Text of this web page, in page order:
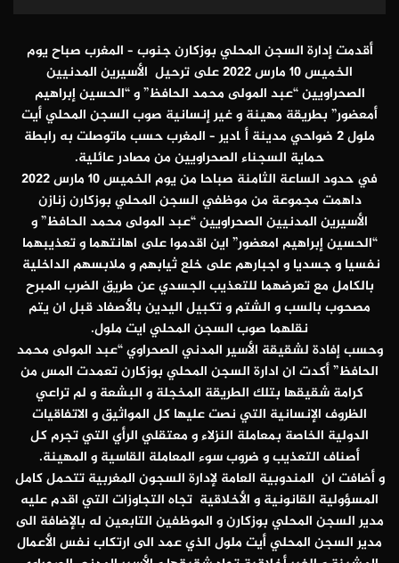
أقدمت إدارة السجن المحلي بوزكارن جنوب – المغرب صباح يوم
الخميس 10 مارس 2022 على ترحيل الأسيرين المدنيين
الصحراويين “عبد المولى محمد الحافظ” و “الحسين إبراهيم
أمعضور” بطريقة مهينة و غير إنسانية صوب السجن المحلي أيت
ملول 2 ضواحي مدينة أگادير – المغرب حسب ماتوصلت به رابطة
حماية السجناء الصحراويين من مصادر عائلية.
في حدود الساعة الثامنة صباحا من يوم الخميس 10 مارس 2022
داهمت مجموعة من موظفي السجن المحلي بوزكارن زنازن
الأسيرين المدنيين الصحراويين “عبد المولى محمد الحافظ” و
“الحسين إبراهيم امعضور” اين اقدموا على اهانتهما و تعذيبهما
نفسيا و جسديا و اجبارهم على خلع ثيابهم و ملابسهم الداخلية
بالكامل مع تعرضهما للتعذيب الجسدي عن طريق الضرب المبرح
مصحوب بالسب و الشتم و تكبيل اليدين بالأصفاد قبل ان يتم
نقلهما صوب السجن المحلي ايت ملول.
وحسب إفادة لشقيقة الأسير المدني الصحراوي “عبد المولى محمد
الحافظ” أكدت ان ادارة السجن المحلي بوزكارن تعمدت المس من
كرامة شقيقها بتلك الطريقة المخجلة و البشعة و لم تراعي
الظروف الإنسانية التي نصت عليها كل المواثيق و الاتفاقيات
الدولية الخاصة بمعاملة النزلاء و معتقلي الرأي التي تجرم كل
أصناف التعذيب و ضروب سوء المعاملة القاسية و المهينة.
و أضافت ان المندوبية العامة لإدارة السجون المغربية تتحمل كامل
المسؤولية القانونية و الأخلاقية تجاه التجاوزات التي اقدم عليه
مدير السجن المحلي بوزكارن و الموظفين التابعين له بالإضافة الى
مدير السجن المحلي أيت ملول الذي عمد الى ارتكاب نفس الأعمال